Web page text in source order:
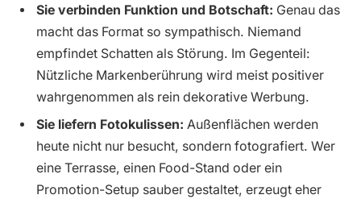
Sie verbinden Funktion und Botschaft: Genau das
macht das Format so sympathisch. Niemand
empfindet Schatten als Störung. Im Gegenteil:
Nützliche Markenberührung wird meist positiver
wahrgenommen als rein dekorative Werbung.
Sie liefern Fotokulissen: Außenflächen werden
heute nicht nur besucht, sondern fotografiert. Wer
eine Terrasse, einen Food-Stand oder ein
Promotion-Setup sauber gestaltet, erzeugt eher